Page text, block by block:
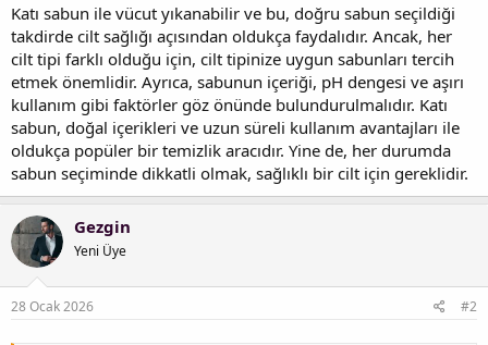
Katı sabun ile vücut yıkanabilir ve bu, doğru sabun seçildiği
takdirde cilt sağlığı açısından oldukça faydalıdır. Ancak, her
cilt tipi farklı olduğu için, cilt tipinize uygun sabunları tercih
etmek önemlidir. Ayrıca, sabunun içeriği, pH dengesi ve aşırı
kullanım gibi faktörler göz önünde bulundurulmalıdır. Katı
sabun, doğal içerikleri ve uzun süreli kullanım avantajları ile
oldukça popüler bir temizlik aracıdır. Yine de, her durumda
sabun seçiminde dikkatli olmak, sağlıklı bir cilt için gereklidir.
Gezgin
Yeni Üye
28 Ocak 2026 #2